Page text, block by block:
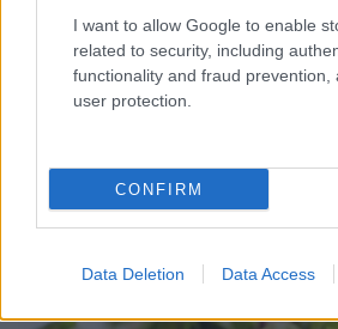
I want to allow Google to enable
related to security, including
functionality and fraud prevention,
user protection.
CONFIRM
Data Deletion Data Access
Hozzávalók: ( 6 tálkányi körethez
fej fehér hagyma lágy sajt és
burgonyákat megpucoljuk,
tálkákat alaposan kivajazzuk,